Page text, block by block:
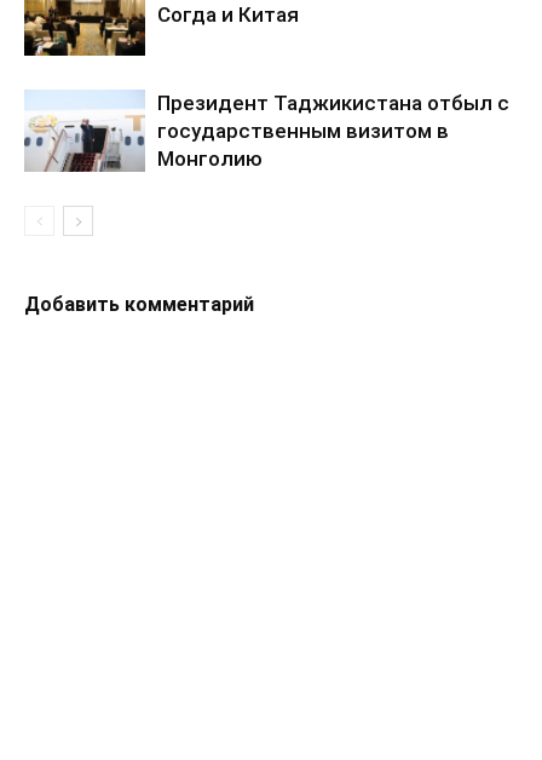
Согда и Китая
Президент Таджикистана отбыл с
государственным визитом в
Монголию
Добавить комментарий